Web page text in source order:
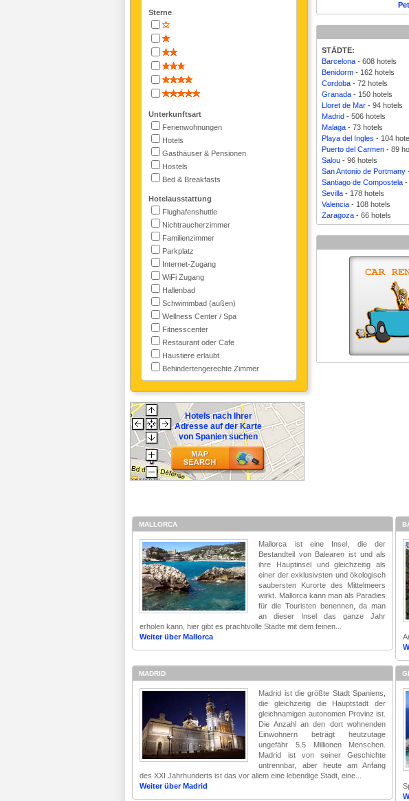
Sterne
Unterkunftsart
Ferienwohnungen
Hotels
Gasthäuser & Pensionen
Hostels
Bed & Breakfasts
Hotelausstattung
Flughafenshuttle
Nichtraucherzimmer
Familienzimmer
Parkplatz
Internet-Zugang
WiFi Zugang
Hallenbad
Schwimmbad (außen)
Wellness Center / Spa
Fitnesscenter
Restaurant oder Cafe
Haustiere erlaubt
Behindertengerechte Zimmer
Hotels nach Ihrer
Adresse auf der Karte
von Spanien suchen
STÄDTE:
Barcelona - 608 hotels
Benidorm - 162 hotels
Cordoba - 72 hotels
Granada - 150 hotels
Lloret de Mar - 94 hotels
Madrid - 506 hotels
Malaga - 73 hotels
Playa del Ingles - 104
Puerto del Carmen - 89
Salou - 96 hotels
San Antonio de Portmany
Santiago de Compostela -
Sevilla - 178 hotels
Valencia - 108 hotels
Zaragoza - 66 hotels
MALLORCA
Mallorca ist eine Insel, die der
Bestandteil von Balearen ist und als
ihre Hauptinsel und gleichzeitig als
einer der exklusivsten und ökologisch
saubersten Kurorte des Mittelmeers
wirkt. Mallorca kann man als Paradies
für die Touristen benennen, da man
an dieser Insel das ganze Jahr
erholen kann, hier gibt es prachtvolle Städte mit dem feinen...
Weiter über Mallorca
MADRID
Madrid ist die größte Stadt Spaniens,
die gleichzeitig die Hauptstadt der
gleichnamigen autonomen Provinz ist.
Die Anzahl an den dort wohnenden
Einwohnern beträgt heutzutage
ungefähr 5.5 Millionen Menschen.
Madrid ist von seiner Geschichte
untrennbar, aber heute am Anfang
des XXI Jahrhunderts ist das vor allem eine lebendige Stadt, eine...
Weiter über Madrid